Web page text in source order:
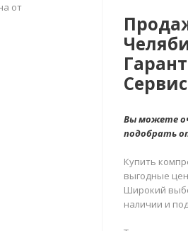
от
Вы можете
подобрать
Купить
выгодные
Широкий
наличии и